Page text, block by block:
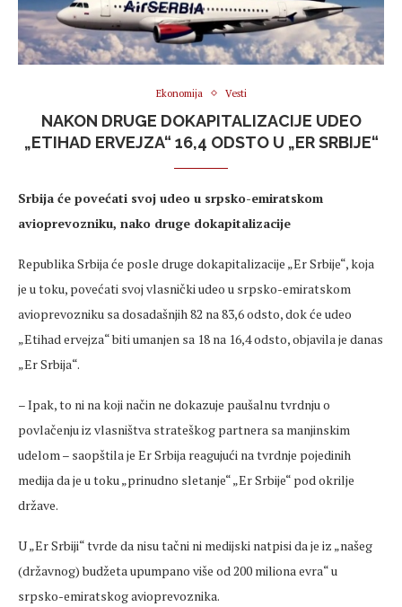
Ekonomija Vesti
NAKON DRUGE DOKAPITALIZACIJE UDEO
„ETIHAD ERVEJZA“ 16,4 ODSTO U „ER SRBIJE“
Srbija će povećati svoj udeo u srpsko-emiratskom
avioprevozniku, nako druge dokapitalizacije
Republika Srbija će posle druge dokapitalizacije „Er Srbije“, koja
je u toku, povećati svoj vlasnički udeo u srpsko-emiratskom
avioprevozniku sa dosadašnjih 82 na 83,6 odsto, dok će udeo
„Etihad ervejza“ biti umanjen sa 18 na 16,4 odsto, objavila je danas
„Er Srbija“.
– Ipak, to ni na koji način ne dokazuje paušalnu tvrdnju o
povlačenju iz vlasništva strateškog partnera sa manjinskim
udelom – saopštila je Er Srbija reagujući na tvrdnje pojedinih
medija da je u toku „prinudno sletanje“ „Er Srbije“ pod okrilje
države.
U „Er Srbiji“ tvrde da nisu tačni ni medijski natpisi da je iz „našeg
(državnog) budžeta upumpano više od 200 miliona evra“ u
srpsko-emiratskog avioprevoznika.